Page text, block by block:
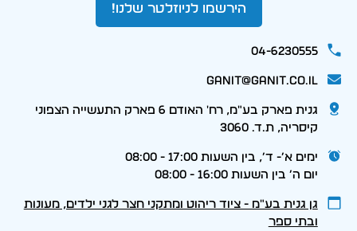
הירשמו לניוזלטר שלנו!
04-6230555
ganit@ganit.co.il
גנית פארק בע"מ, רח' האודם 6 פארק התעשייה הצפוני
קיסריה, ת.ד. 3060
ימים א׳- ד׳, בין השעות 17:00 - 08:00
יום ה׳ בין השעות 16:00 - 08:00
גן גנית בע״מ - ציוד ריהוט ומתקני חצר לגני ילדים, מעונות
ובתי ספר